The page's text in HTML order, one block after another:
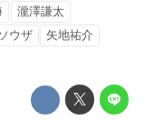
瀧澤謙太
ウザ
矢地祐介